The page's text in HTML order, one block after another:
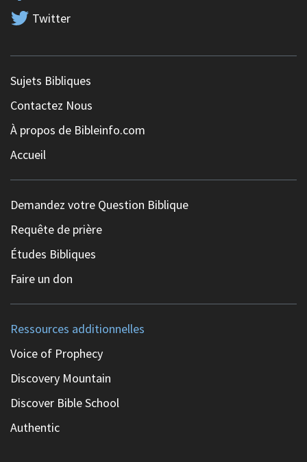
Twitter
Sujets Bibliques
Contactez Nous
À propos de Bibleinfo.com
Accueil
Demandez votre Question Biblique
Requête de prière
Études Bibliques
Faire un don
Ressources additionnelles
Voice of Prophecy
Discovery Mountain
Discover Bible School
Authentic